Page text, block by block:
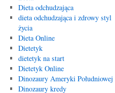
Dieta odchudzająca
dieta odchudzająca i zdrowy styl
życia
Dieta Online
Dietetyk
dietetyk na start
Dietetyk Online
Dinozaury Ameryki Południowej
Dinozaury kredy